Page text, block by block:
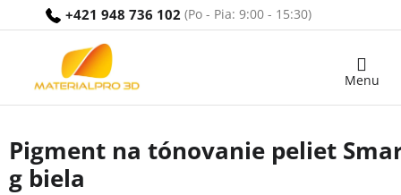
+421 948 736 102
Nákupný
Pigment na tónovanie peliet
g biela